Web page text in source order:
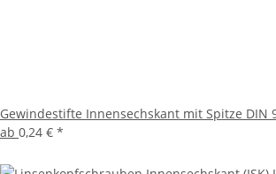
Gewindestifte Innensechskant mit Spitze DIN
ab 0,24 € *